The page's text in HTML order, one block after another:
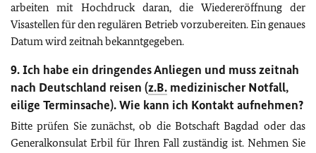
arbeiten mit Hochdruck daran, die Wiedereröffnung der
Visastellen für den regulären Betrieb vorzubereiten. Ein genaues
Datum wird zeitnah bekanntgegeben.
9. Ich habe ein dringendes Anliegen und muss zeitnah
nach Deutschland reisen (z.B. medizinischer Notfall,
eilige Terminsache). Wie kann ich Kontakt aufnehmen?
Bitte prüfen Sie zunächst, ob die Botschaft Bagdad oder das
Generalkonsulat Erbil für Ihren Fall zuständig ist. Nehmen Sie